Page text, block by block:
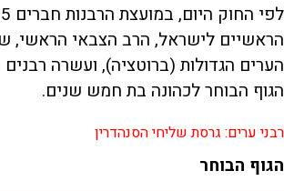
הראשיים לישראל, הרב הצבאי הראשי,
הערים הגדולות (ברוטציה), ועשרה
הגוף הבוחר לכהונה בת חמש שנים.
רבני ערים: גרסת שליחי הסנהדרין
הגוף הבוחר